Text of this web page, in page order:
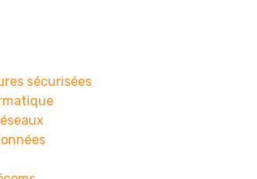
sécurisées